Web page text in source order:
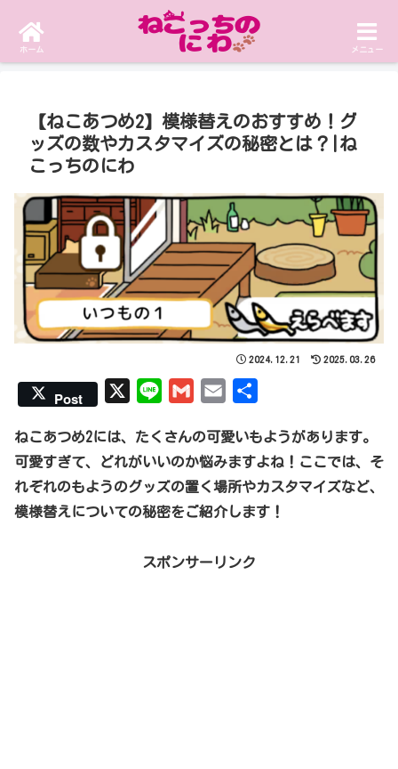
まったり攻略！ねこあつめ2情報ブログ
【ねこあつめ2】模様替えのおすすめ！グ
ッズの数やカスタマイズの秘密とは？|ね
こっちのにわ
2024.12.21 2025.03.26
Post
n
e
a
i
l
a
i
l
ねこあつめ2には、たくさんの可愛いもようがあります。
可愛すぎて、どれがいいのか悩みますよね！ここでは、そ
れぞれのもようのグッズの置く場所やカスタマイズなど、
模様替えについての秘密をご紹介します！
スポンサーリンク
ホーム メニュー